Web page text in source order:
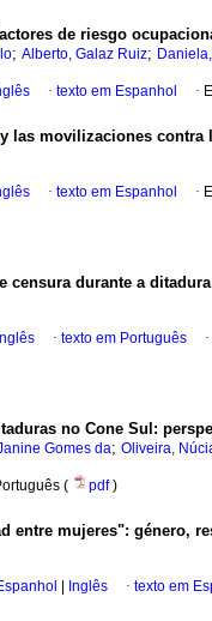
de riesgo
; Alberto, Galaz Ruiz;
· texto em Espanhol ·
las movilizaciones contra
· texto em Espanhol ·
censura durante a
Inglês · texto em Português ·
no Cone Sul:
Gomes da; Oliveira,
( pdf)
entre mujeres": género,
Inglês · texto em